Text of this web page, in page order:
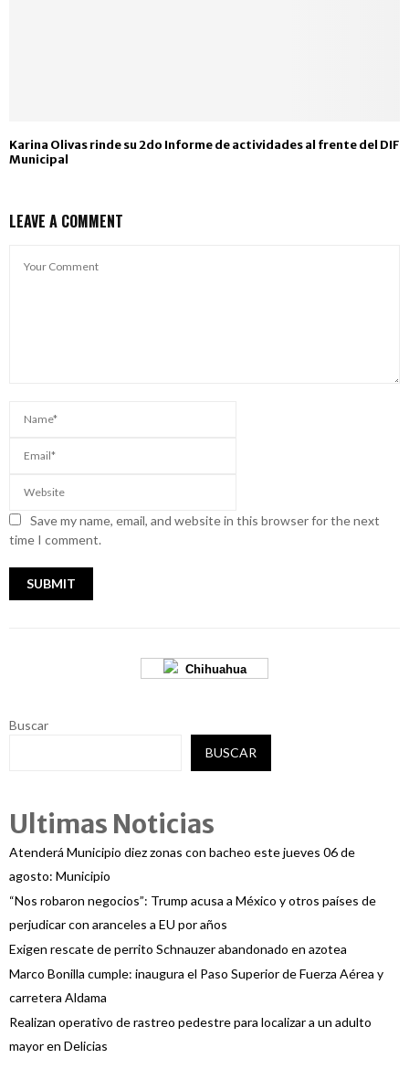
Karina Olivas rinde su 2do Informe de actividades al frente del DIF
Municipal
LEAVE A COMMENT
Save my name, email, and website in this browser for the next
time I comment.
Chihuahua
Buscar
BUSCAR
Ultimas Noticias
Atenderá Municipio diez zonas con bacheo este jueves 06 de
agosto: Municipio
“Nos robaron negocios”: Trump acusa a México y otros países de
perjudicar con aranceles a EU por años
Exigen rescate de perrito Schnauzer abandonado en azotea
Marco Bonilla cumple: inaugura el Paso Superior de Fuerza Aérea y
carretera Aldama
Realizan operativo de rastreo pedestre para localizar a un adulto
mayor en Delicias